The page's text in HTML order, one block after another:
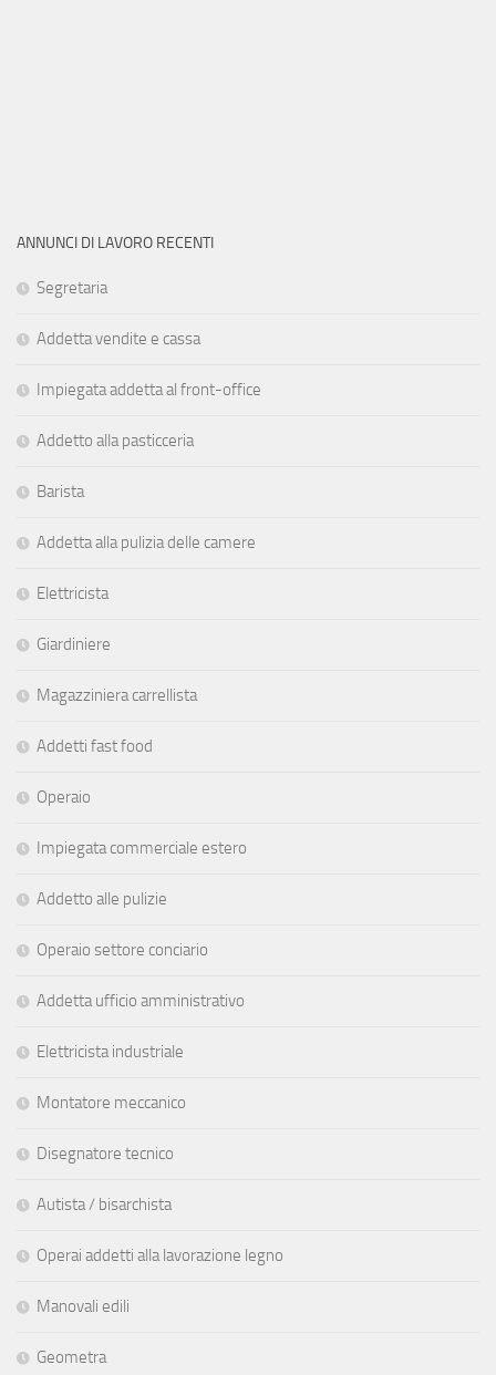
ANNUNCI DI LAVORO RECENTI
Segretaria
Addetta vendite e cassa
Impiegata addetta al front-office
Addetto alla pasticceria
Barista
Addetta alla pulizia delle camere
Elettricista
Giardiniere
Magazziniera carrellista
Addetti fast food
Operaio
Impiegata commerciale estero
Addetto alle pulizie
Operaio settore conciario
Addetta ufficio amministrativo
Elettricista industriale
Montatore meccanico
Disegnatore tecnico
Autista / bisarchista
Operai addetti alla lavorazione legno
Manovali edili
Geometra